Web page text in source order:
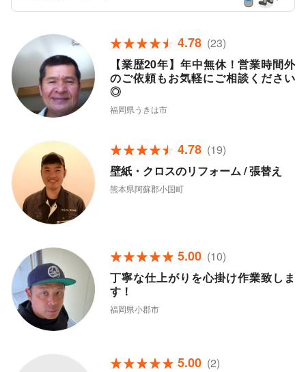
4.78 (23)
【業歴20年】年中無休！営業時間外
のご依頼もお気軽にご相談ください
◎
福岡県うきは市
4.78 (19)
壁紙・クロスのリフォーム / 張替え
熊本県阿蘇郡小国町
5.00 (10)
丁寧な仕上がりを心掛け作業致しま
す！
福岡県小郡市
5.00 (2)